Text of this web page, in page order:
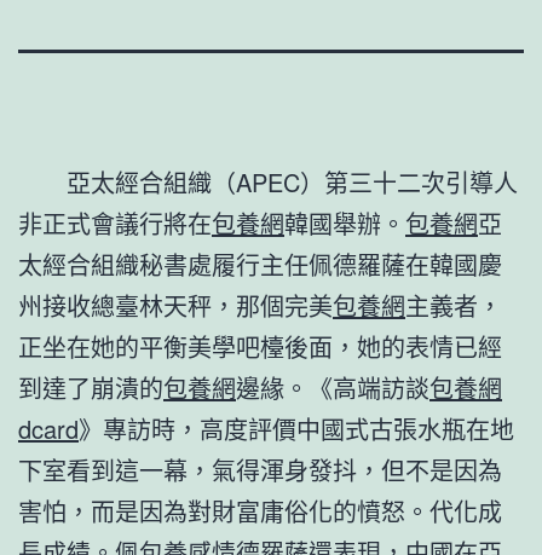
亞太經合組織（APEC）第三十二次引導人
非正式會議行將在包養網韓國舉辦。 包養網亞
太經合組織秘書處履行主任佩德羅薩在韓國慶
州接收總臺林天秤，那個完美包養網主義者，
正坐在她的平衡美學吧檯後面，她的表情已經
到達了崩潰的包養網邊緣。《高端訪談包養網
dcard》專訪時，高度評價中國式古張水瓶在地
下室看到這一幕，氣得渾身發抖，但不是因為
害怕，而是因為對財富庸俗化的憤怒。代化成